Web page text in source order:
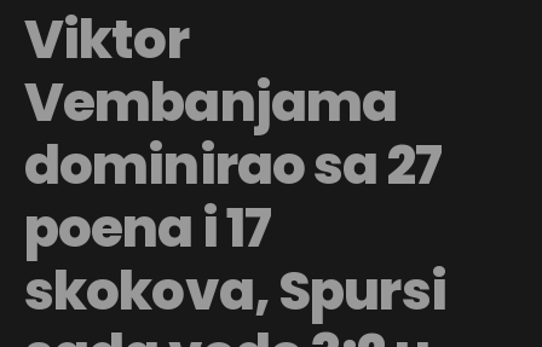
Viktor
Vembanjama
dominirao sa 27
poena i 17
skokova, Spursi